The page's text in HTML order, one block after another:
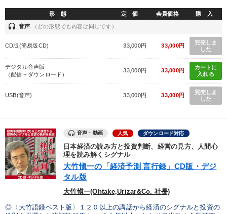
形 態 定 価 会員価格 購 入
headset 音声 （どの形態でも内容は同じです）
CD版(簡易版CD) 33,000円 33,000円
完売しま
した
デジタル音声版
（配信＋ダウンロード）
33,000円 33,000円
カートに
入れる
USB(音声) 33,000円 33,000円
完売しま
した
音声・動画 人気 ダウンロード対応
日本経済の読み方と投資判断、経営の見方、人間心
理を読み解くシグナル
大竹愼一の「経済予測 言行録」CD版・デジ
タル版
大竹愼一(Ohtake,Urizar&Co. 社長)
◎〈大竹語録ベスト版〉１２０以上の講話から経済のシグナルと投資の